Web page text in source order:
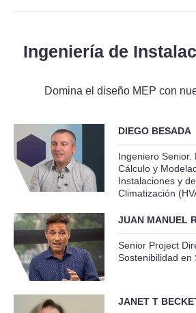
Ingeniería de
Domina el diseño MEP con
DIEGO BESADA
Ingeniero Senior.
Cálculo y
Instalaciones y
Climatización
JUAN MANUEL
Senior Project
Sostenibilidad en
JANET T